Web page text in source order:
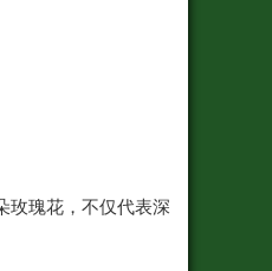
玫瑰花，不仅代表深